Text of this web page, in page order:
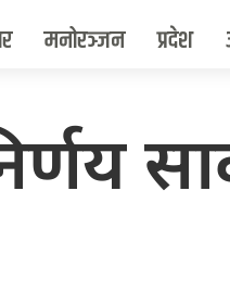
मनोरञ्जन प्रदेश